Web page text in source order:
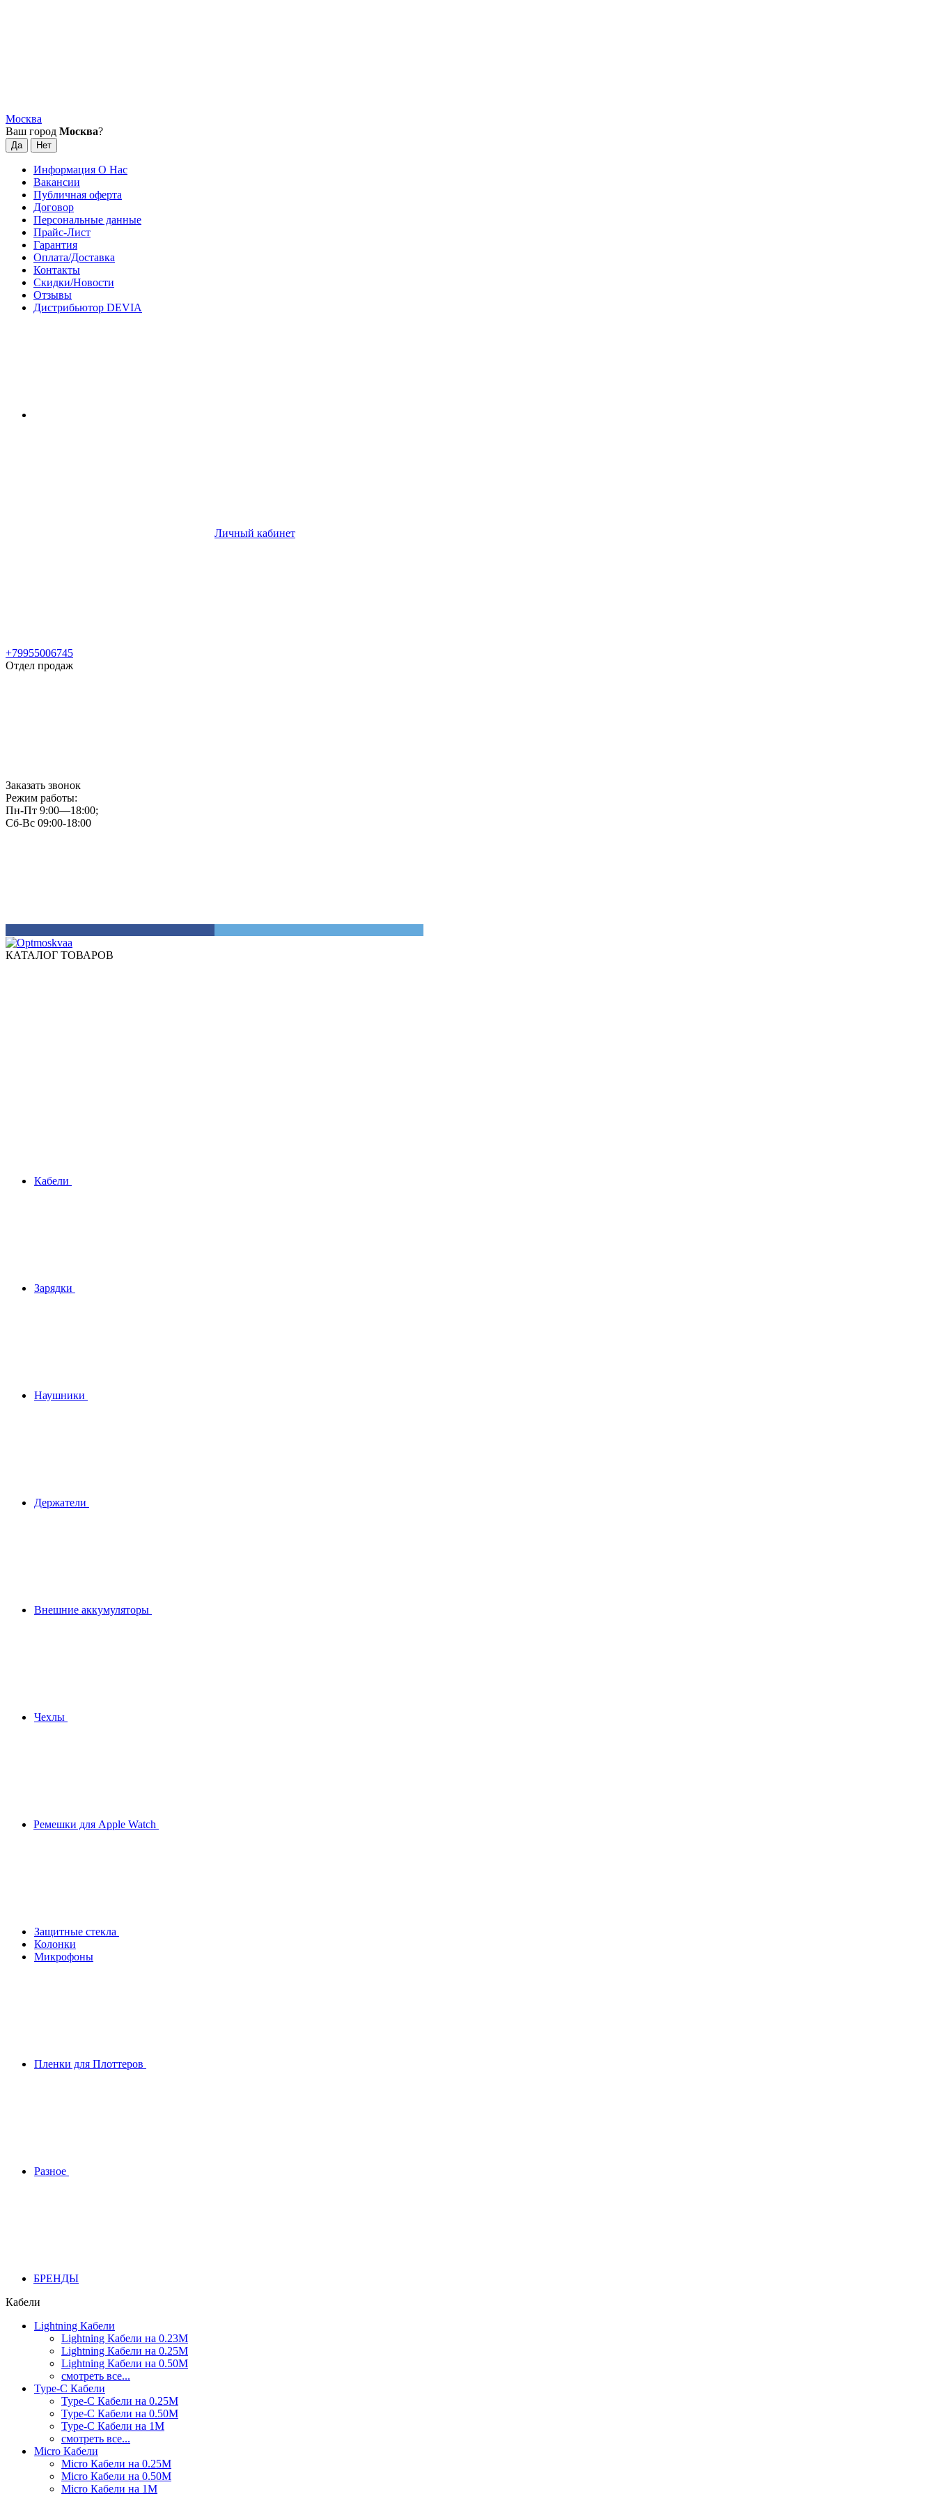
Москва
Ваш город Москва?
Информация О Нас
Вакансии
Публичная оферта
Договор
Персональные данные
Прайс-Лист
Гарантия
Оплата/Доставка
Контакты
Скидки/Новости
Отзывы
Дистрибьютор DEVIA
Личный кабинет
+79955006745
Отдел продаж
Заказать звонок
Режим работы:
Пн-Пт 9:00—18:00;
Сб-Вс 09:00-18:00
КАТАЛОГ ТОВАРОВ
Кабели
Зарядки
Наушники
Держатели
Внешние аккумуляторы
Чехлы
Ремешки для Apple Watch
Защитные стекла
Колонки
Микрофоны
Пленки для Плоттеров
Разное
БРЕНДЫ
Кабели
Lightning Кабели
Lightning Кабели на 0.23М
Lightning Кабели на 0.25М
Lightning Кабели на 0.50М
смотреть все...
Type-C Кабели
Type-C Кабели на 0.25М
Type-C Кабели на 0.50М
Type-C Кабели на 1М
смотреть все...
Micro Кабели
Micro Кабели на 0.25М
Micro Кабели на 0.50М
Micro Кабели на 1М